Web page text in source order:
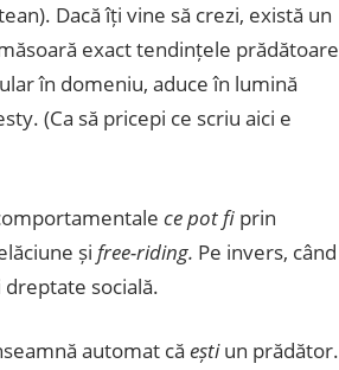
Dacă îți vine să crezi, există un
exact tendințele
în domeniu, aduce în lumină
(Ca să pricepi ce scriu aici e
ce pot fiprin
și free-riding. Pe invers, când
socială.
automat că eștiun prădător.